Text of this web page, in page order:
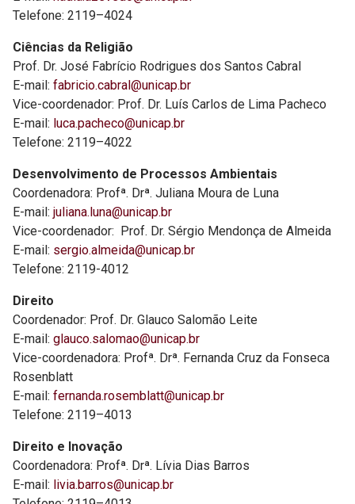
Telefone: 2119–4024
Ciências da Religião
Prof. Dr. José Fabrício Rodrigues dos Santos Cabral
E-mail: fabricio.cabral@unicap.br
Vice-coordenador: Prof. Dr. Luís Carlos de Lima Pacheco
E-mail: luca.pacheco@unicap.br
Telefone: 2119–4022
Desenvolvimento de Processos Ambientais
Coordenadora: Profª. Drª. Juliana Moura de Luna
E-mail: juliana.luna@unicap.br
Vice-coordenador: Prof. Dr. Sérgio Mendonça de Almeida
E-mail: sergio.almeida@unicap.br
Telefone: 2119-4012
Direito
Coordenador: Prof. Dr. Glauco Salomão Leite
E-mail: glauco.salomao@unicap.br
Vice-coordenadora: Profª. Drª. Fernanda Cruz da Fonseca
Rosenblatt
E-mail: fernanda.rosemblatt@unicap.br
Telefone: 2119–4013
Direito e Inovação
Coordenadora: Profª. Drª. Lívia Dias Barros
E-mail: livia.barros@unicap.br